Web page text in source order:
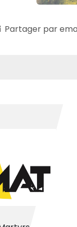
Partager par